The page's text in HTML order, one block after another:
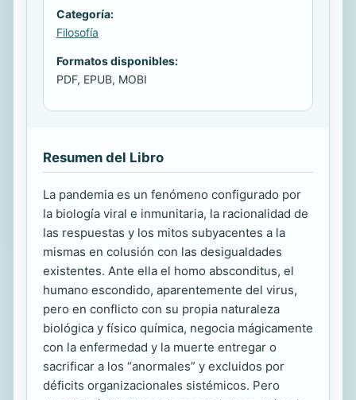
Categoría:
Filosofía
Formatos disponibles:
PDF, EPUB, MOBI
Resumen del Libro
La pandemia es un fenómeno configurado por
la biología viral e inmunitaria, la racionalidad de
las respuestas y los mitos subyacentes a la
mismas en colusión con las desigualdades
existentes. Ante ella el homo absconditus, el
humano escondido, aparentemente del virus,
pero en conflicto con su propia naturaleza
biológica y físico química, negocia mágicamente
con la enfermedad y la muerte entregar o
sacrificar a los “anormales” y excluidos por
déficits organizacionales sistémicos. Pero